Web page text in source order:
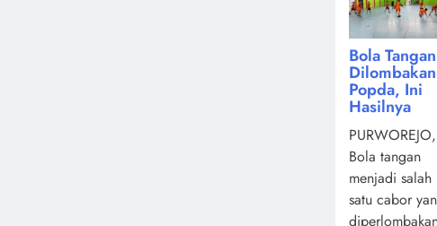
Bola Tangan
Popda, Ini
Hasilnya
PURWOREJO,
Bola tangan
menjadi salah
satu cabor